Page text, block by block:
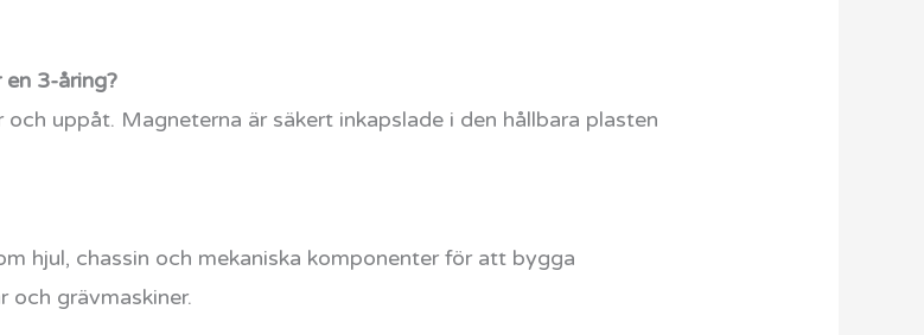
3-åring?
uppåt. Magneterna är säkert inkapslade i den hållbara plasten
hjul, chassin och mekaniska komponenter för att bygga
och grävmaskiner.